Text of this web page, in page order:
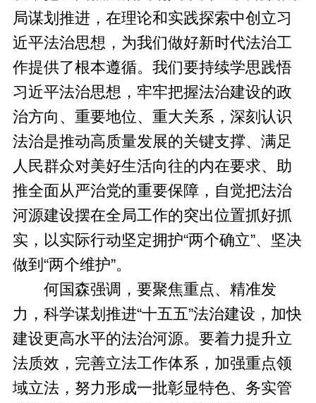
局谋划推进，在理论和实践探索中创立习
近平法治思想，为我们做好新时代法治工
作提供了根本遵循。我们要持续学思践悟
习近平法治思想，牢牢把握法治建设的政
治方向、重要地位、重大关系，深刻认识
法治是推动高质量发展的关键支撑、满足
人民群众对美好生活向往的内在要求、助
推全面从严治党的重要保障，自觉把法治
河源建设摆在全局工作的突出位置抓好抓
实，以实际行动坚定拥护“两个确立”、坚决
做到“两个维护”。
何国森强调，要聚焦重点、精准发
力，科学谋划推进“十五五”法治建设，加快
建设更高水平的法治河源。要着力提升立
法质效，完善立法工作体系，加强重点领
域立法，努力形成一批彰显特色、务实管